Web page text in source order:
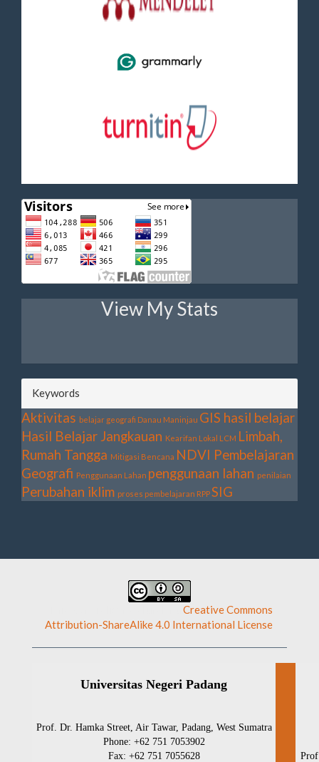
View My Stats
Keywords
Aktivitas belajar geografi Danau Maninjau GIS hasil belajar
Hasil Belajar Jangkauan Kearifan Lokal LCM Limbah,
Rumah Tangga Mitigasi Bencana NDVI Pembelajaran
Geografi Penggunaan Lahan penggunaan lahan penilaian
Perubahan iklim proses pembelajaran RPP SIG
Creative Commons
Attribution-ShareAlike 4.0 International License.
Universitas Negeri Padang
Prof. Dr. Hamka Street, Air Tawar, Padang, West Sumatra
Phone: +62 751 7053902
Fax: +62 751 7055628